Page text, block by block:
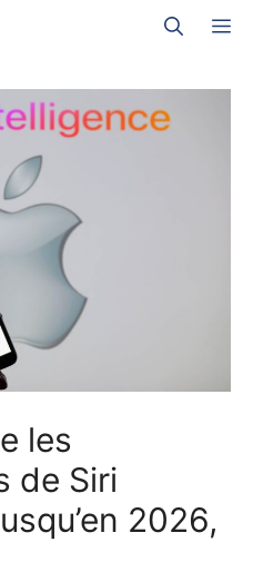
les
de Siri
2026,